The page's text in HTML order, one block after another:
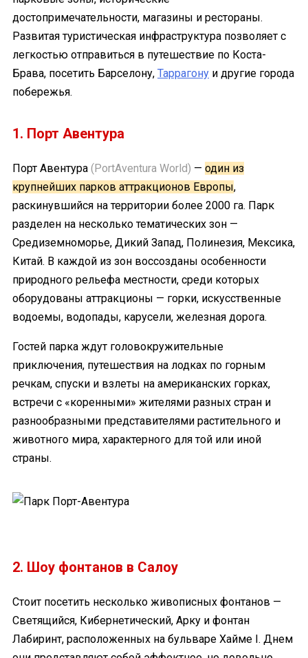
достопримечательности, магазины и рестораны.
Развитая туристическая инфраструктура позволяет с
легкостью отправиться в путешествие по Коста-
Брава, посетить Барселону, Таррагону и другие города
побережья.
1. Порт Авентура
Порт Авентура (PortAventura World) — один из
крупнейших парков аттракционов Европы,
раскинувшийся на территории более 2000 га. Парк
разделен на несколько тематических зон —
Средиземноморье, Дикий Запад, Полинезия, Мексика,
Китай. В каждой из зон воссозданы особенности
природного рельефа местности, среди которых
оборудованы аттракционы — горки, искусственные
водоемы, водопады, карусели, железная дорога.
Гостей парка ждут головокружительные
приключения, путешествия на лодках по горным
речкам, спуски и взлеты на американских горках,
встречи с «коренными» жителями разных стран и
разнообразными представителями растительного и
животного мира, характерного для той или иной
страны.
2. Шоу фонтанов в Салоу
Стоит посетить несколько живописных фонтанов —
Светящийся, Кибернетический, Арку и фонтан
Лабиринт, расположенных на бульваре Хайме I. Днем